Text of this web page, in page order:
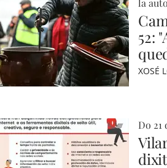
la
52:
XOSÉ
Do 21